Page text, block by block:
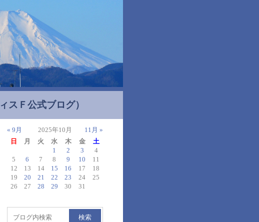
スＦ公式ブログ）
2025年10月
日
月 火 水 木 金
土
1
2 3
4
5
6 7 8 9 10
11
12
13 14 15 16 17
18
19
20 21 22 23 24
25
26
27 28 29 30 31
« 9月 11月 »
検索